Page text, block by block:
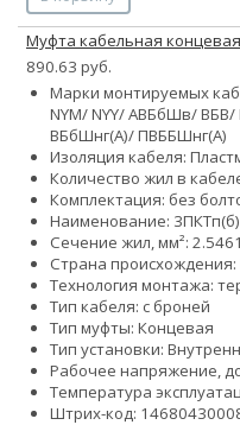
Муфта кабельная
890.63 руб.
Марки монтируемых
NYM/ NYY/ АВБбШв/
ВБбШнг(А)/ ПВББШнг(А)
Изоляция кабеля:
Количество жил в
Комплектация: без
Наименование:
Сечение жил, мм²: 2.546
Страна происхождения:
Технология монтажа:
Тип кабеля: с броней
Тип муфты: Концевая
Тип установки:
Рабочее напряжение,
Температура
Штрих-код: